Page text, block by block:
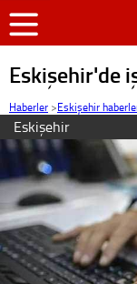
Eskişehir'de
Haberler >Eskişehir
Eskişehir